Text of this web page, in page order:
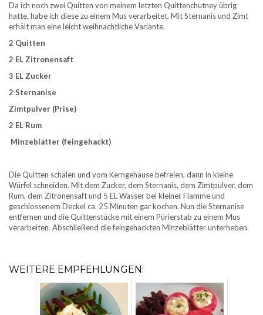
Da ich noch zwei Quitten von meinem letzten Quittenchutney übrig
hatte, habe ich diese zu einem Mus verarbeitet. Mit Sternanis und Zimt
erhält man eine leicht weihnachtliche Variante.
2 Quitten
2 EL Zitronensaft
3 EL Zucker
2 Sternanise
Zimtpulver (Prise)
2 EL Rum
Minzeblätter (feingehackt)
Die Quitten schälen und vom Kerngehäuse befreien, dann in kleine
Würfel schneiden. Mit dem Zucker, dem Sternanis, dem Zimtpulver, dem
Rum, dem Zitronensaft und 5 EL Wasser bei kleiner Flamme und
geschlossenem Deckel ca. 25 Minuten gar kochen. Nun die Sternanise
entfernen und die Quittenstücke mit einem Pürierstab zu einem Mus
verarbeiten. Abschließend die feingehackten Minzeblätter unterheben.
WEITERE EMPFEHLUNGEN: